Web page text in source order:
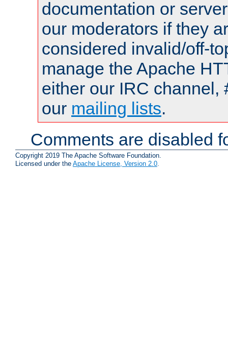
documentation or
our moderators if they
considered invalid/off-
manage the Apache
either our IRC channel,
our mailing lists.
Comments are disabled
Copyright 2019 The Apache Software Foundation.
Licensed under the Apache License, Version 2.0